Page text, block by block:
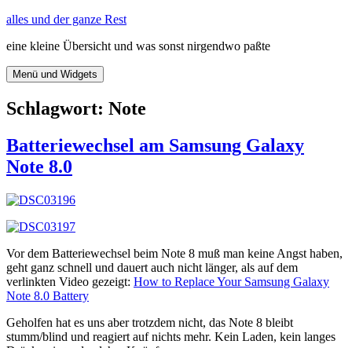
Zum
springen
alles und der ganze Rest
eine kleine Übersicht und was sonst nirgendwo paßte
Menü und Widgets
Schlagwort: Note
Batteriewechsel am Samsung Galaxy
Note 8.0
Vor dem Batteriewechsel beim Note 8 muß man keine Angst haben,
geht ganz schnell und dauert auch nicht länger, als auf dem
verlinkten Video gezeigt: How to Replace Your Samsung Galaxy
Note 8.0 Battery
Geholfen hat es uns aber trotzdem nicht, das Note 8 bleibt
stumm/blind und reagiert auf nichts mehr. Kein Laden, kein langes